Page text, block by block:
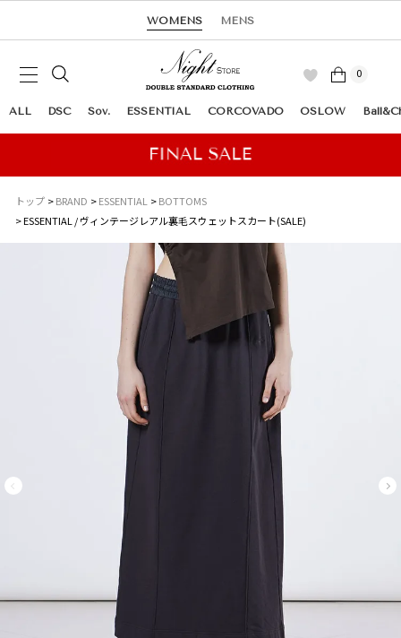
WOMENS MENS
0
ALL DSC Sov. ESSENTIAL CORCOVADO OSLOW
トップ BRAND ESSENTIAL
BOTTOMS
ESSENTIAL / ヴィンテージレアル裏毛スウェットスカート(SALE)